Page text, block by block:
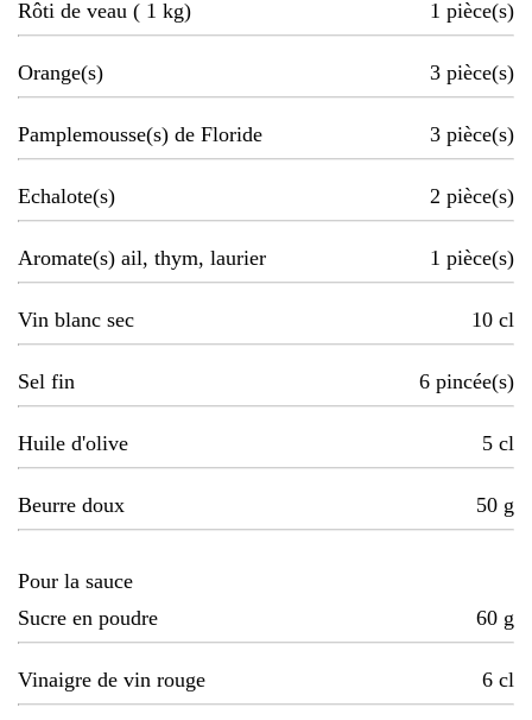
Rôti de veau ( 1 kg) 1 pièce(s)
Orange(s) 3 pièce(s)
Pamplemousse(s) de Floride 3 pièce(s)
Echalote(s) 2 pièce(s)
Aromate(s) ail, thym, laurier 1 pièce(s)
Vin blanc sec 10 cl
Sel fin 6 pincée(s)
Huile d'olive 5 cl
Beurre doux 50 g
Pour la sauce
Sucre en poudre
60 g
Vinaigre de vin rouge 6 cl